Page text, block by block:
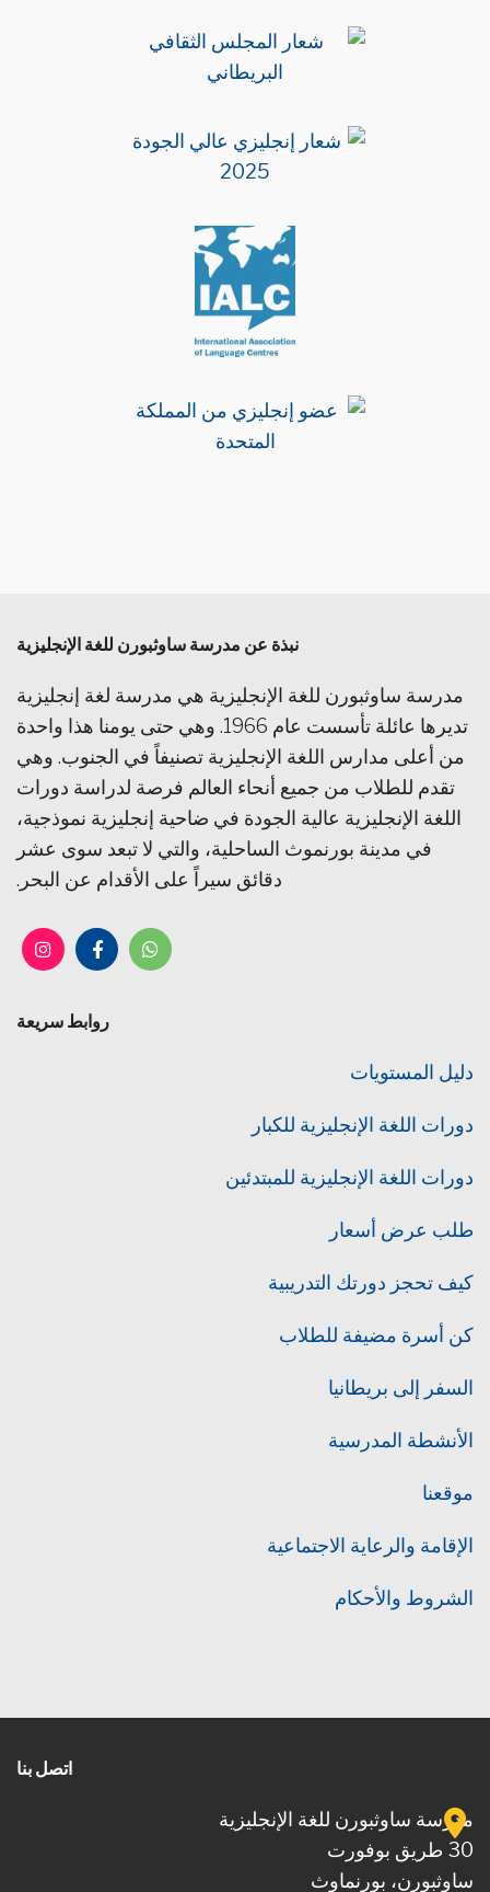
نبذة عن مدرسة ساوثبورن للغة الإنجليزية
مدرسة ساوثبورن للغة الإنجليزية هي مدرسة لغة إنجليزية
تديرها عائلة تأسست عام 1966. وهي حتى يومنا هذا واحدة
من أعلى مدارس اللغة الإنجليزية تصنيفاً في الجنوب. وهي
تقدم للطلاب من جميع أنحاء العالم فرصة لدراسة دورات
اللغة الإنجليزية عالية الجودة في ضاحية إنجليزية نموذجية،
في مدينة بورنموث الساحلية، والتي لا تبعد سوى عشر
دقائق سيراً على الأقدام عن البحر.
روابط سريعة
دليل المستويات
دورات اللغة الإنجليزية للكبار
دورات اللغة الإنجليزية للمبتدئين
طلب عرض أسعار
كيف تحجز دورتك التدريبية
كن أسرة مضيفة للطلاب
السفر إلى بريطانيا
الأنشطة المدرسية
موقعنا
الإقامة والرعاية الاجتماعية
الشروط والأحكام
اتصل بنا
مدرسة ساوثبورن للغة الإنجليزية
30 طريق بوفورت
ساوثبورن، بورنماوث